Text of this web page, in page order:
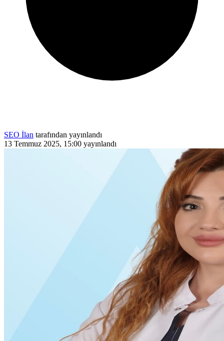
SEO İlan tarafından yayınlandı
13 Temmuz 2025, 15:00 yayınlandı